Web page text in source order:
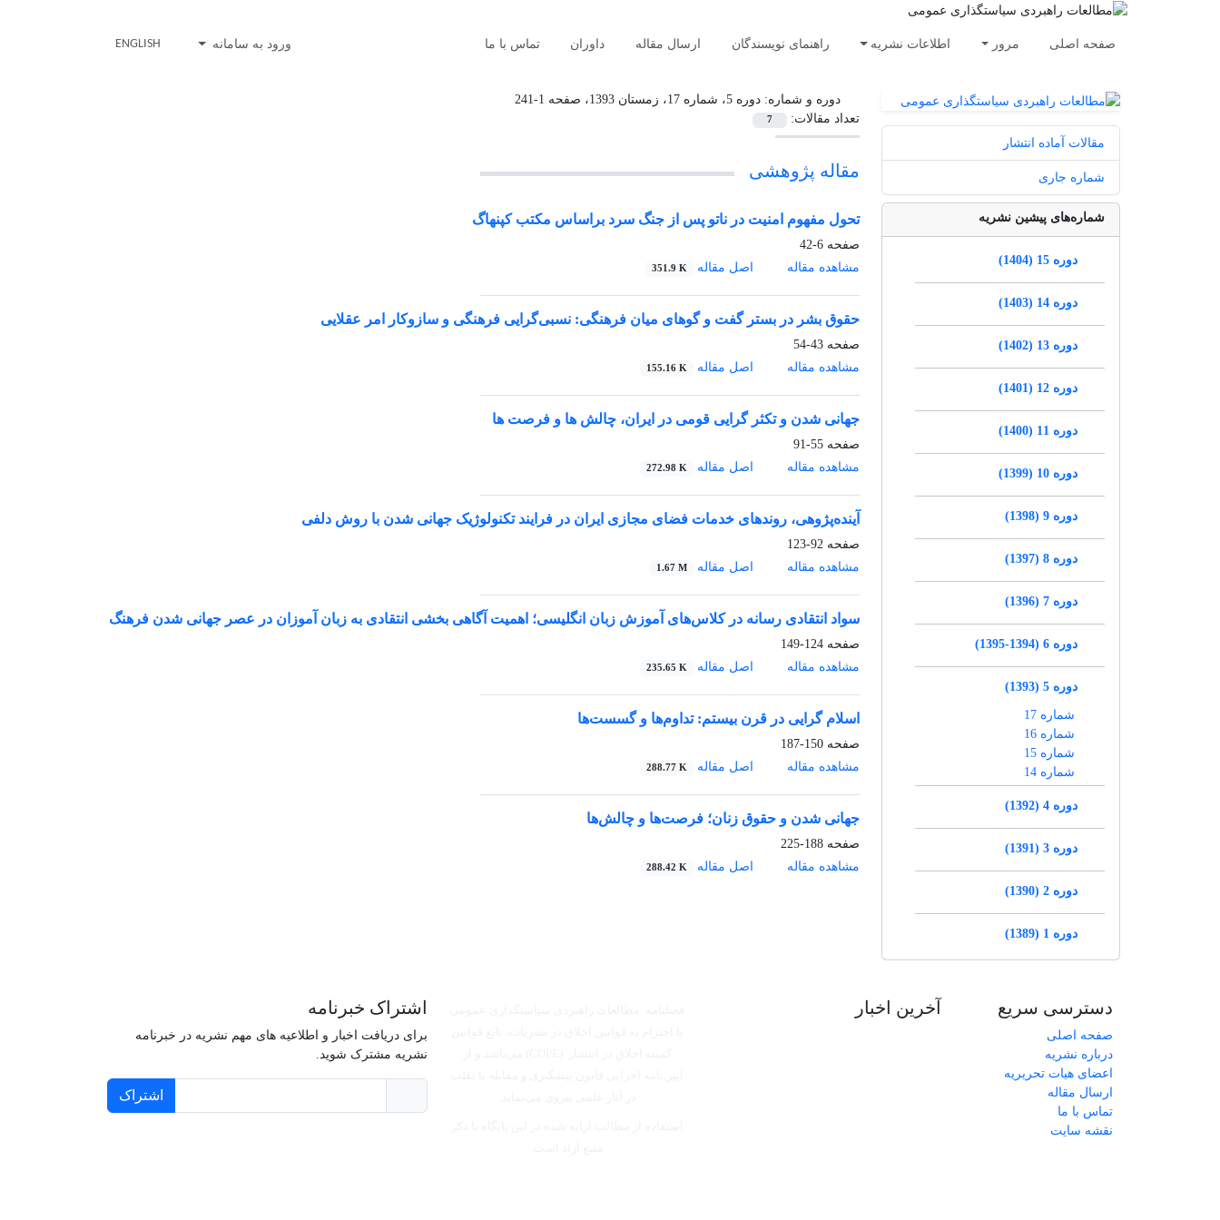
صفحه اصلی مرور اطلاعات نشریه راهنمای نویسندگان ارسال مقاله داوران تماس با ما ورود به سامانه ENGLISH
دوره و شماره:دوره 5، شماره 17، زمستان 1393، صفحه 1-241
تعداد مقالات:
7
مقاله پژوهشی
تحول مفهوم امنیت در ناتو پس از جنگ سرد براساس مکتب کپنهاگ
صفحه 6-42
مشاهده مقاله
اصل مقاله 351.9 K
حقوق بشر در بستر گفت و گوهای میان فرهنگی: نسبی‌گرایی فرهنگی و سازوکار امر عقلایی
صفحه 43-54
مشاهده مقاله
اصل مقاله 155.16 K
جهانی شدن و تکثر گرایی قومی در ایران، چالش ها و فرصت ها
صفحه 55-91
مشاهده مقاله
اصل مقاله 272.98 K
آینده‌پژوهی، روندهای خدمات فضای مجازی ایران در فرایند تکنولوژیک جهانی شدن با روش دلفی
صفحه 92-123
مشاهده مقاله
اصل مقاله 1.67 M
سواد انتقادی رسانه در کلاس‌های آموزش زبان انگلیسی؛ اهمیت آگاهی بخشی انتقادی به زبان آموزان در عصر جهانی شدن فرهنگ
صفحه 124-149
مشاهده مقاله
اصل مقاله 235.65 K
اسلام گرایی در قرن بیستم: تداوم‌ها و گسست‌ها
صفحه 150-187
مشاهده مقاله
اصل مقاله 288.77 K
جهانی شدن و حقوق زنان؛ فرصت‌ها و چالش‌ها
صفحه 188-225
مشاهده مقاله
اصل مقاله 288.42 K
مقالات آماده انتشار
شماره جاری
شماره‌های پیشین نشریه
دوره 15 (1404)
دوره 14 (1403)
دوره 13 (1402)
دوره 12 (1401)
دوره 11 (1400)
دوره 10 (1399)
دوره 9 (1398)
دوره 8 (1397)
دوره 7 (1396)
دوره 6 (1394-1395)
دوره 5 (1393)
شماره 17
شماره 16
شماره 15
شماره 14
دوره 4 (1392)
دوره 3 (1391)
دوره 2 (1390)
دوره 1 (1389)
دسترسی سریع
صفحه اصلی
درباره نشریه
اعضای هیات تحریریه
ارسال مقاله
تماس با ما
نقشه سایت
آخرین اخبار اشتراک خبرنامه
برای دریافت اخبار و اطلاعیه های مهم نشریه در خبرنامه
نشریه مشترک شوید.
اشتراک